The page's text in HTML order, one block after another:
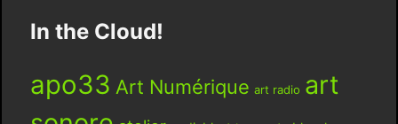
In the Cloud!
apo33 Art Numérique art radio art